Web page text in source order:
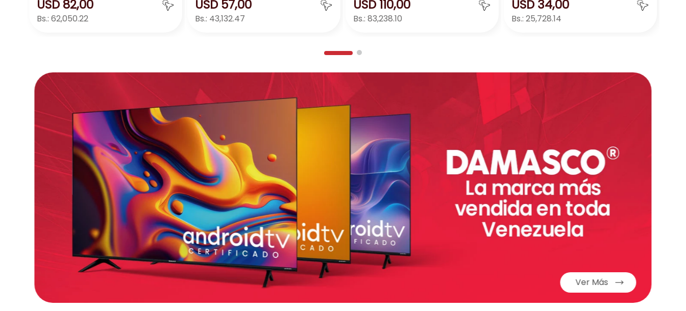
USD 82,00
Bs.: 62,050.22
USD 57,00
Bs.: 43,132.47
USD 110,00
Bs.: 83,238.10
USD 34,00
Bs.: 25,728.14
Ver Más